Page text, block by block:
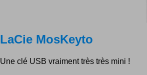
LaCie MosKeyto
Une clé USB vraiment très très mini !